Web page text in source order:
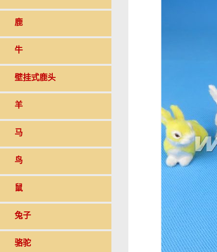
鹿
牛
壁挂式鹿头
羊
马
鸟
鼠
兔子
骆驼